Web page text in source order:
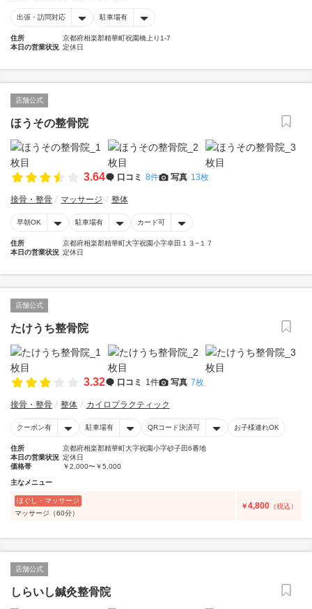
出張・訪問対応 駐車場有
住所
京都府相楽郡精華町祝園橋上り1-7
本日の営業状況 定休日
店舗公式
ほうその整骨院
3.64 口コミ 8件 写真 13枚
接骨・整骨 マッサージ 整体
早朝OK 駐車場有 カード可
住所
京都府相楽郡精華町大字祝園小字幸田１３−１７
本日の営業状況 定休日
店舗公式
たけうち整骨院
3.32 口コミ 1件 写真 7枚
接骨・整骨 整体 カイロプラクティック
クーポン有 駐車場有 QRコード決済可 お子様連れOK
住所
京都府相楽郡精華町大字祝園小字砂子田6番地
本日の営業状況 定休日
価格帯
￥2,000〜￥5,000
主なメニュー
ほぐし・マッサージ
マッサージ（60分）
￥4,800 （税込）
店舗公式
しらいし鍼灸整骨院